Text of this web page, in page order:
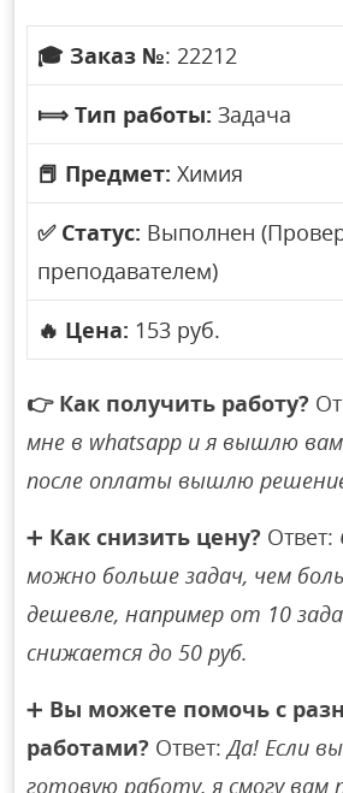
🎓 Заказ №: 22212
⟾ Тип работы: Задача
📕 Предмет: Химия
✅ Статус: Выполнен
преподавателем)
🔥 Цена: 153 руб.
👉 Как получить работу?
мне в whatsapp и я вышлю
после оплаты вышлю
➕ Как снизить цену? Ответ:
можно больше задач, чем
дешевле, например от 10
снижается до 50 руб.
➕ Вы можете помочь с
работами? Ответ:Да! Если
готовую работу, я смогу вам